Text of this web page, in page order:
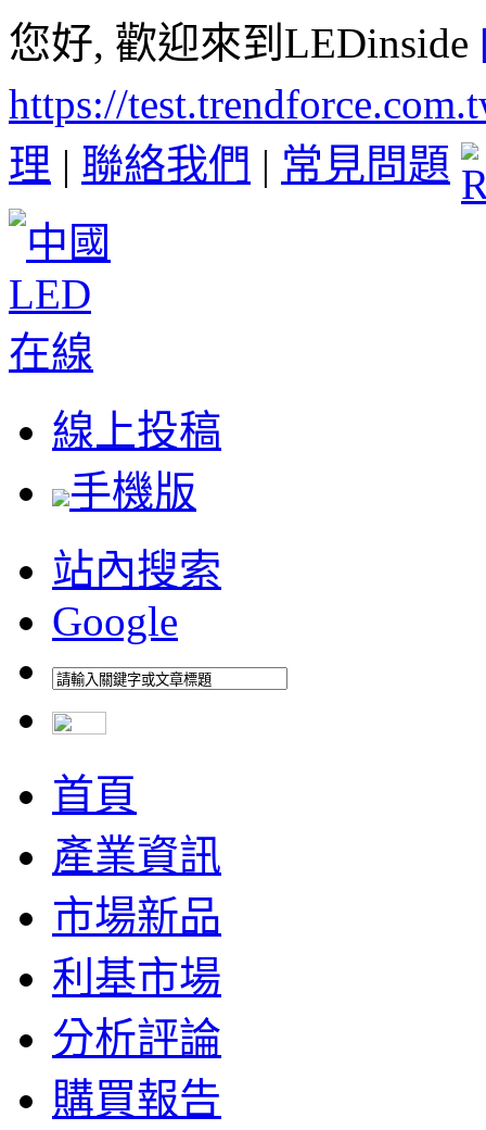
您好, 歡迎來到LEDinside
https://
理 | 聯絡我們 | 常見問題
線上投稿
手機版
站內搜索
Google
首頁
產業資訊
市場新品
利基市場
分析評論
購買報告